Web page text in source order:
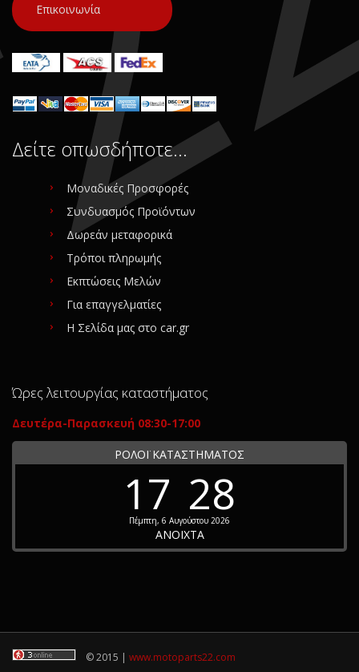
Επικοινωνία
Δείτε οπωσδήποτε…
Μοναδικές Προσφορές
Συνδυασμός Προϊόντων
Δωρεάν μεταφορικά
Τρόποι πληρωμής
Εκπτώσεις Μελών
Για επαγγελματίες
Η Σελίδα μας στο car.gr
Ώρες λειτουργίας καταστήματος
Δευτέρα-Παρασκευή 08:30-17:00
ΡΟΛΟΪ ΚΑΤΑΣΤΗΜΑΤΟΣ
17 28
Πέμπτη, 6 Αυγούστου 2026
ΑΝΟΙΧΤΑ
© 2015 | www.motoparts22.com